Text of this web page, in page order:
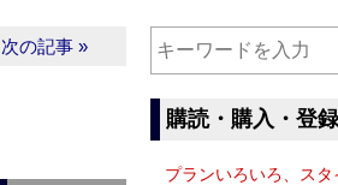
次の記事 »
購読・購入・登録
プランいろいろ、ス